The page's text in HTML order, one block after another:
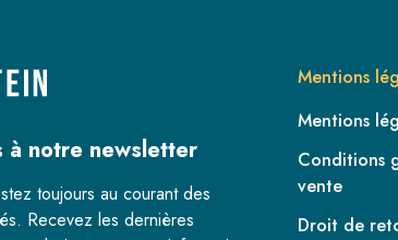
à notre newsletter
toujours au courant des
Recevez les dernières
Mentions
Mentions
Conditions
vente
Droit de